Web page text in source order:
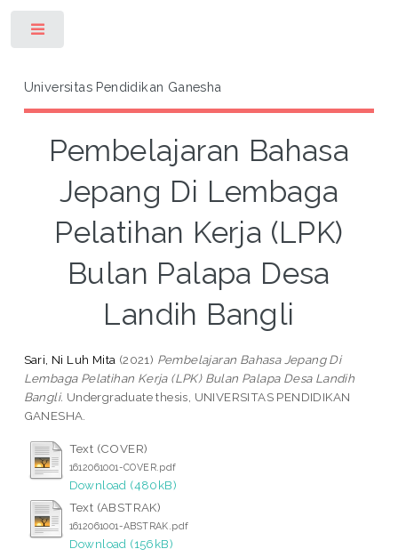
Universitas Pendidikan Ganesha
Pembelajaran Bahasa
Jepang Di Lembaga
Pelatihan Kerja (LPK)
Bulan Palapa Desa
Landih Bangli
Sari, Ni Luh Mita (2021) Pembelajaran Bahasa Jepang Di
Lembaga Pelatihan Kerja (LPK) Bulan Palapa Desa Landih
Bangli. Undergraduate thesis, UNIVERSITAS PENDIDIKAN
GANESHA.
Text (COVER)
1612061001-COVER.pdf
Download (480kB)
Text (ABSTRAK)
1612061001-ABSTRAK.pdf
Download (156kB)